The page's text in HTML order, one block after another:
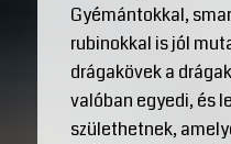
Gyémántokkal,
rubinokkal is jól
drágakövek a
valóban egyedi, és
születhetnek,